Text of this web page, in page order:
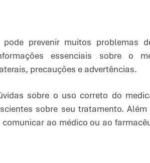
prevenir muitos problemas
essenciais sobre o
precauções e advertências.
sobre o uso correto do
sobre seu tratamento.
ao médico ou ao